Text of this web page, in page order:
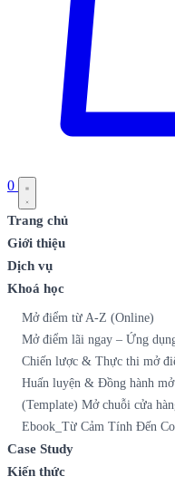
0
Trang chủ
Giới thiệu
Dịch vụ
Khoá học
Mở điểm từ A-Z (Online)
Mở điểm lãi ngay – Ứng
Chiến lược & Thực thi mở
Huấn luyện & Đồng hành
(Template) Mở chuỗi cửa
Ebook_Từ Cảm Tính Đến
Case Study
Kiến thức